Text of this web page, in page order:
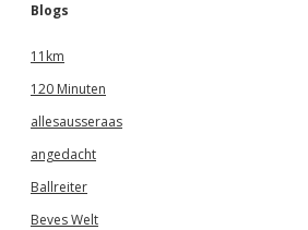
Blogs
11km
120 Minuten
allesausseraas
angedacht
Ballreiter
Beves Welt